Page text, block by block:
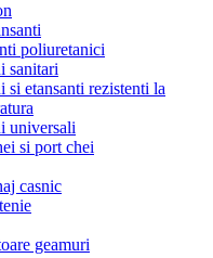
poliuretanici
sanitari
si etansanti rezistenti la
universali
si port chei
casnic
geamuri